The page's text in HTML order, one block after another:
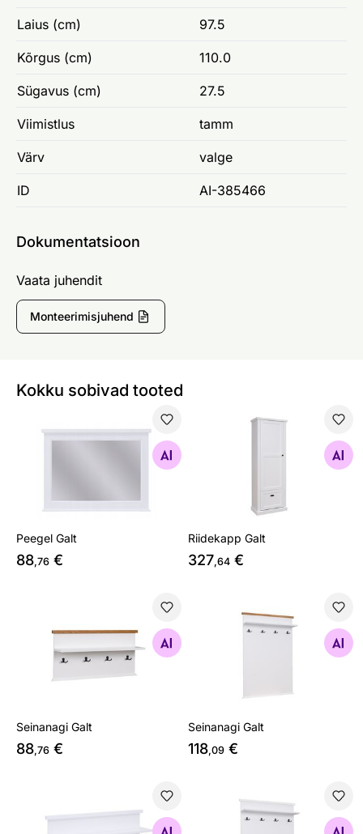
Laius (cm) 97.5
Kõrgus (cm) 110.0
Sügavus (cm) 27.5
Viimistlus tamm
Värv valge
ID AI-385466
Dokumentatsioon
Vaata juhendit
Monteerimisjuhend
Kokku sobivad tooted
Peegel Galt
Peegel Galt
88,76 €
Otsi sarnaseid
Riidekapp Galt
327,64 €
Otsi sarnaseid
Seinanagi Galt
88,76 €
Seinanagi Galt
Seinanagi Galt
118,09 €
Seinanagi Galt Seinanagi Galt